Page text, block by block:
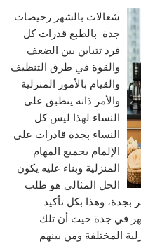
شغالات بالشهر رخيصات
جدة بالطبع قدرات كل
فرد تتباين بين الضعف
والقوة في طرق التنظيف
والقيام بالأمور المنزلية
والأمر ذاته ينطبق على
النساء لهذا ليس كل
النساء بجدة قادرات على
الإلمام بجميع المهام
المنزلية وبناء عليه يكون
الحل المثالي هو طلب
وهذا بكل تأكيد
في جدة حيث أن تلك
المختلفة ومن بينهم